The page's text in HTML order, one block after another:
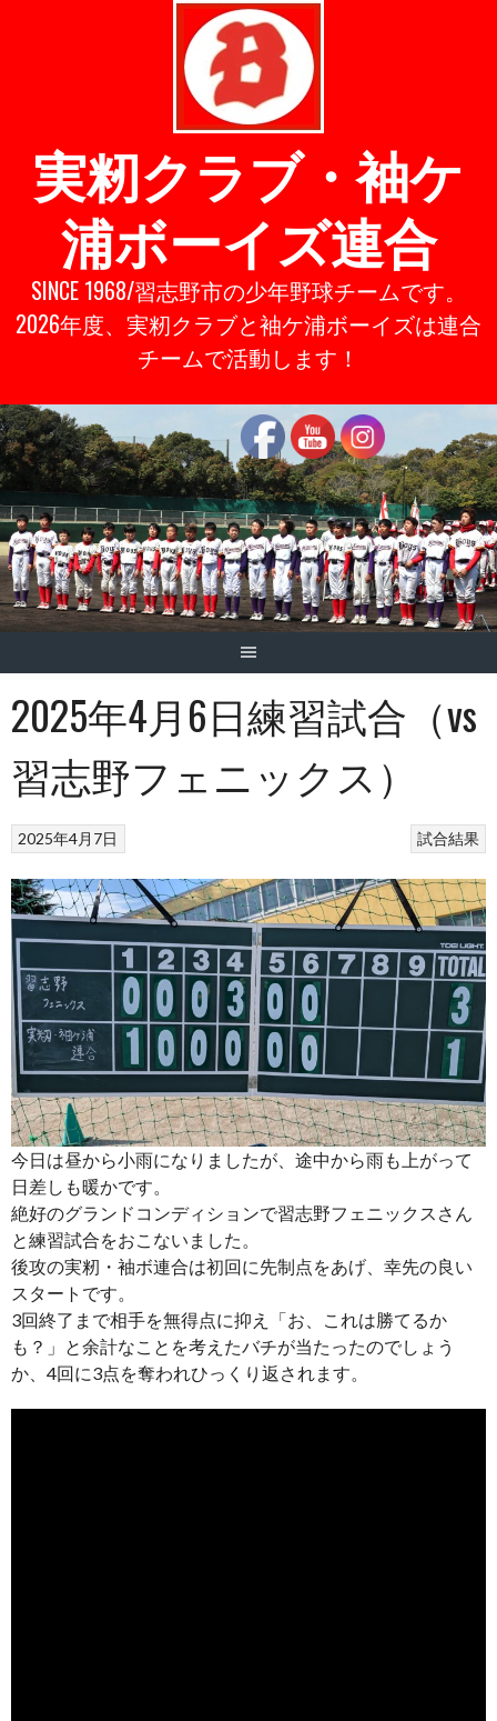
実籾クラブ・袖ケ
浦ボーイズ連合
SINCE 1968/習志野市の少年野球チームです。
2026年度、実籾クラブと袖ケ浦ボーイズは連合
チームで活動します！
2025年4月6日練習試合（vs
習志野フェニックス）
試合結果
2025年4月7日
今日は昼から小雨になりましたが、途中から雨も上がって
日差しも暖かです。
絶好のグランドコンディションで習志野フェニックスさん
と練習試合をおこないました。
後攻の実籾・袖ボ連合は初回に先制点をあげ、幸先の良い
スタートです。
3回終了まで相手を無得点に抑え「お、これは勝てるか
も？」と余計なことを考えたバチが当たったのでしょう
か、4回に3点を奪われひっくり返されます。